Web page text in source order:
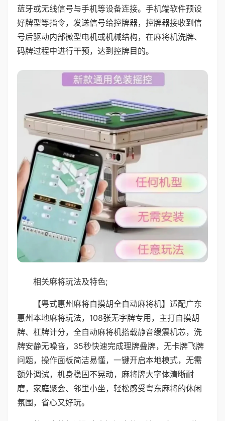
蓝牙或无线信号与手机等设备连接。手机端软件预设
好牌型等指令，发送信号给控牌器，控牌器接收到信
号后驱动内部微型电机或机械结构，在麻将机洗牌、
码牌过程中进行干预，达到控牌目的。
相关麻将玩法及特色;
【粤式惠州麻将自摸胡全自动麻将机】适配广东
惠州本地麻将玩法，108张无字牌专用，主打自摸胡
牌、杠牌计分，全自动麻将机搭载静音缓震机芯，洗
牌安静无噪音，35秒快速完成理牌叠牌，无卡牌飞牌
问题，操作面板简洁易懂，一键开启本地模式，无需
额外调试，机身稳固不晃动，麻将牌大字体清晰耐
磨，家庭聚会、邻里小坐，轻松感受粤东麻将的休闲
氛围，省心又好玩。